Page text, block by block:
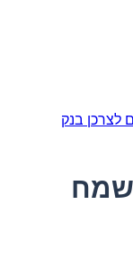
לצרכן בנק